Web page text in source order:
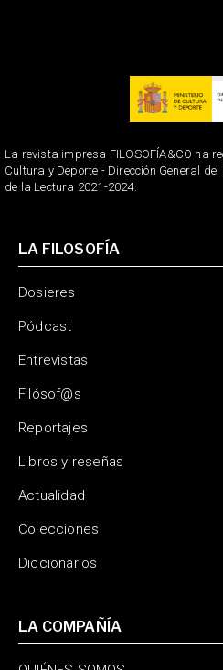
La revista impresa FILOSOFÍA&CO ha
Cultura y Deporte - Dirección General
de la Lectura 2021-2024.
LA FILOSOFÍA
Dosieres
Pódcast
Entrevistas
Filósof@s
Reportajes
Libros y reseñas
Actualidad
Colecciones
Diccionarios
LA COMPAÑÍA